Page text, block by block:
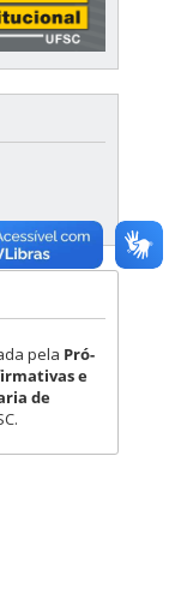
pela Pró-
e
de